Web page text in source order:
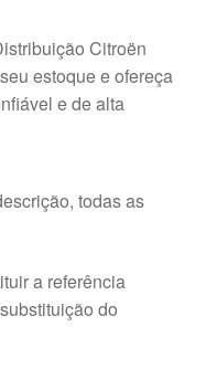
Citroën
estoque e ofereça
e de alta
todas as
a referência
do